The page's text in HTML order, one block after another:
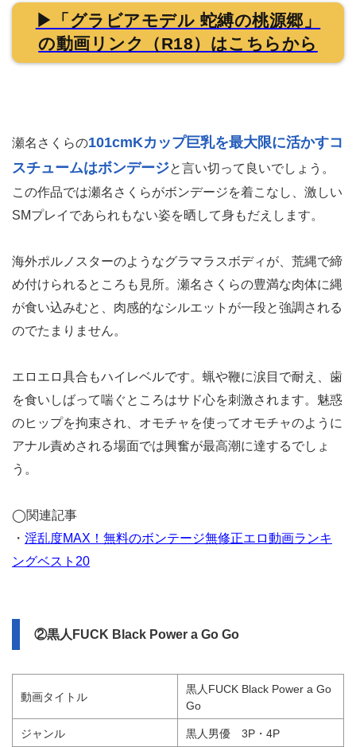
▶「グラビアモデル 蛇縛の桃源郷」
の動画リンク（R18）はこちらから
瀬名さくらの101cmKカップ巨乳を最大限に活かすコ
スチュームはボンデージと言い切って良いでしょう。
この作品では瀬名さくらがボンデージを着こなし、激しい
SMプレイであられもない姿を晒して身もだえします。
海外ポルノスターのようなグラマラスボディが、荒縄で締
め付けられるところも見所。瀬名さくらの豊満な肉体に縄
が食い込みむと、肉感的なシルエットが一段と強調される
のでたまりません。
エロエロ具合もハイレベルです。蝋や鞭に涙目で耐え、歯
を食いしばって喘ぐところはサド心を刺激されます。魅惑
のヒップを拘束され、オモチャを使ってオモチャのように
アナル責めされる場面では興奮が最高潮に達するでしょ
う。
◯関連記事
・ 淫乱度MAX！無料のボンテージ無修正エロ動画ランキ
ングベスト20
②黒人FUCK Black Power a Go Go
動画タイトル
黒人FUCK Black Power a Go
Go
ジャンル 黒人男優 3P・4P